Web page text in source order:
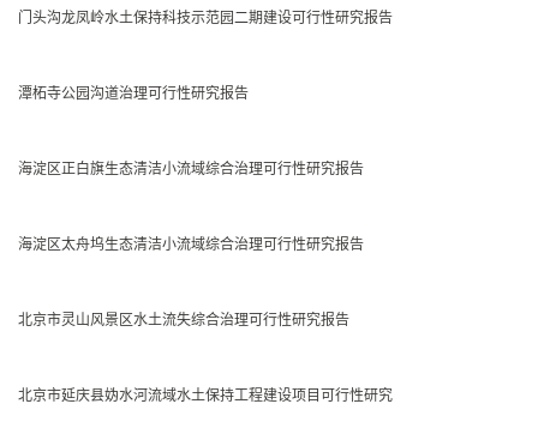
门头沟龙凤岭水土保持科技示范园二期建设可行性研究报告
潭柘寺公园沟道治理可行性研究报告
海淀区正白旗生态清洁小流域综合治理可行性研究报告
海淀区太舟坞生态清洁小流域综合治理可行性研究报告
北京市灵山风景区水土流失综合治理可行性研究报告
北京市延庆县妫水河流域水土保持工程建设项目可行性研究